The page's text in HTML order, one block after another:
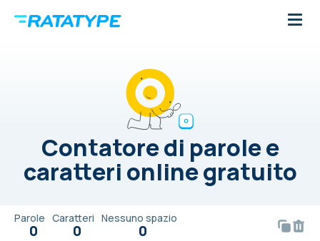
Contatore di parole e
caratteri online gratuito
Parole
0
Caratteri
0
Nessuno spazio
0